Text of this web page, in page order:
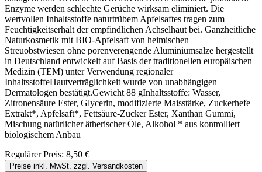
Enzyme werden schlechte Gerüche wirksam eliminiert. Die
wertvollen Inhaltsstoffe naturtrübem Apfelsaftes tragen zum
Feuchtigkeitserhalt der empfindlichen Achselhaut bei. Ganzheitliche
Naturkosmetik mit BIO-Apfelsaft von heimischen
Streuobstwiesen ohne porenverengende Aluminiumsalze hergestellt
in Deutschland entwickelt auf Basis der traditionellen europäischen
Medizin (TEM) unter Verwendung regionaler
InhaltsstoffeHautverträglichkeit wurde von unabhängigen
Dermatologen bestätigt.Gewicht 88 gInhaltsstoffe: Wasser,
Zitronensäure Ester, Glycerin, modifizierte Maisstärke, Zuckerhefe
Extrakt*, Apfelsaft*, Fettsäure-Zucker Ester, Xanthan Gummi,
Mischung natürlicher ätherischer Öle, Alkohol * aus kontrolliert
biologischem Anbau
Regulärer Preis: 8,50 €
Preise inkl. MwSt. zzgl. Versandkosten